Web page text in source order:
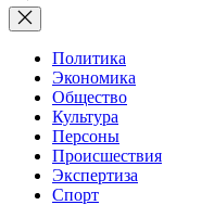
Политика
Экономика
Общество
Культура
Персоны
Происшествия
Экспертиза
Спорт